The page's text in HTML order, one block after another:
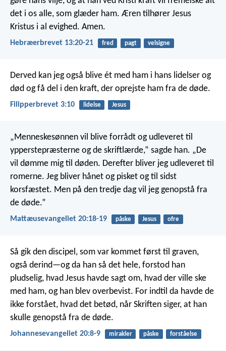
det i os alle, som glæder ham. Æren tilhører Jesus
Kristus i al evighed. Amen.
Hebræerbrevet 13:20-21 fred pagt velsigne
Derved kan jeg også blive ét med ham i hans lidelser og
død og få del i den kraft, der oprejste ham fra de døde.
Filipperbrevet 3:10 lidelse Jesus
„Menneskesønnen vil blive forrådt og udleveret til
ypperstepræsterne og de skriftlærde,” sagde han. „De
vil dømme mig til døden. Derefter bliver jeg udleveret til
romerne. Jeg bliver hånet og pisket og til sidst
korsfæstet. Men på den tredje dag vil jeg genopstå fra
de døde.”
Mattæusevangeliet 20:18-19 påske Jesus ofre
Så gik den discipel, som var kommet først til graven,
også derind—og da han så det hele, forstod han
pludselig, hvad Jesus havde sagt om, hvad der ville ske
med ham, og han blev overbevist. For indtil da havde de
ikke forstået, hvad det betød, når Skriften siger, at han
skulle genopstå fra de døde.
Johannesevangeliet 20:8-9 mirakler påske forståelse